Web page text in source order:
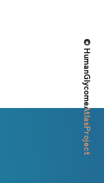
© HumanGlycomeAtlasProject